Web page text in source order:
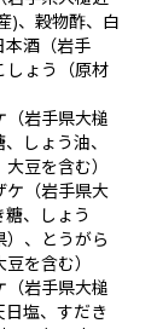
)、穀物酢、白
本酒（岩手
しょう（原材
岩手県大槌
しょう油、
豆を含む）
（岩手県大
、しょう
、とうがら
を含む）
岩手県大槌
塩、すだき